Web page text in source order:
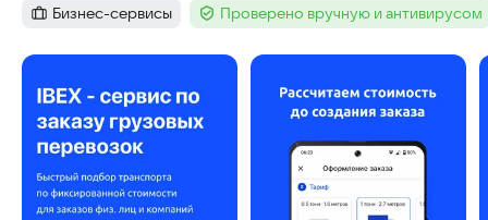
Категория :
Бизнес-сервисы Тег :Проверено вручную и антивирусом
Скриншоты